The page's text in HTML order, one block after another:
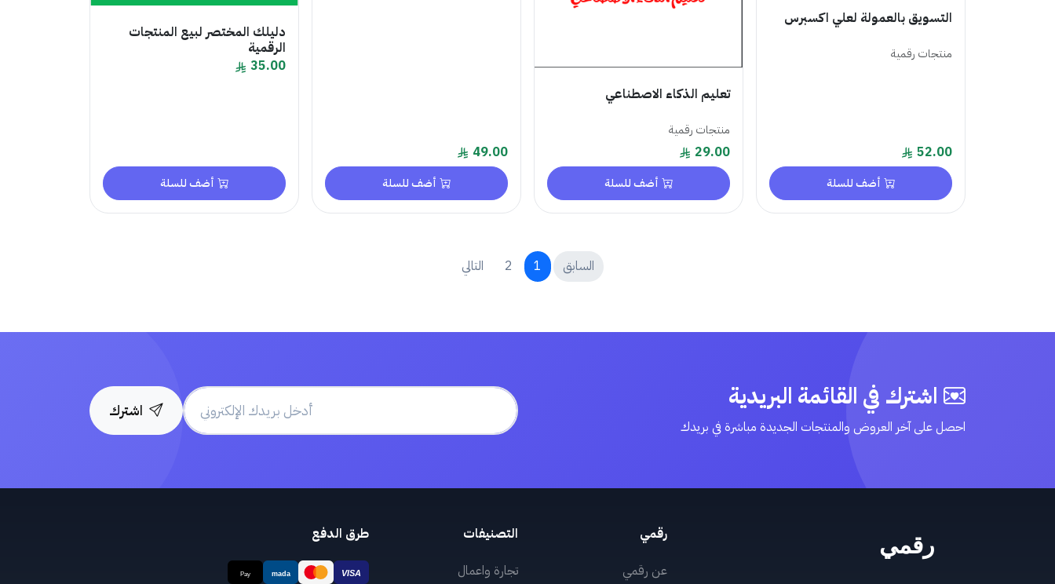
التسويق بالعمولة لعلي اكسبرس
منتجات رقمية
52.00
أضف للسلة
تعليم الذكاء الاصطناعي
منتجات رقمية
29.00
أضف للسلة
49.00
أضف للسلة
دليلك المختصر لبيع المنتجات
الرقمية
35.00
أضف للسلة
السابق 1
2 التالي
اشترك في القائمة البريدية
احصل على آخر العروض والمنتجات الجديدة مباشرة في بريدك
اشترك
رقمي
عن رقمي
التصنيفات
تجارة واعمال
طرق الدفع